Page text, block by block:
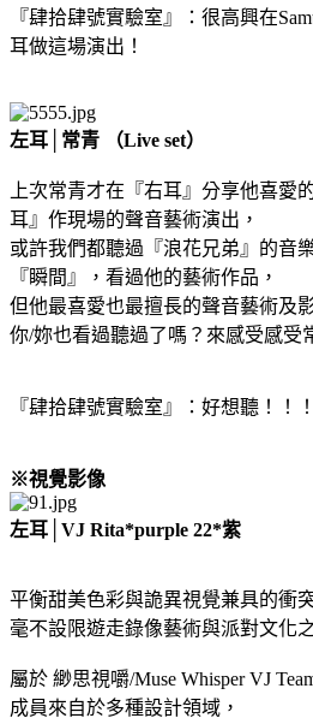
『肆拾肆號實驗室』：很高興在
耳做這場演出！
左耳│常青 （Live set）
上次常青才在『右耳』分享他喜愛
耳』作現場的聲音藝術演出，
或許我們都聽過『浪花兄弟』的音
『瞬間』，看過他的藝術作品，
但他最喜愛也最擅長的聲音藝術及
你/妳也看過聽過了嗎？來感受感受
『肆拾肆號實驗室』：好想聽！！
※視覺影像
左耳│VJ Rita*purple 22*紫
平衡甜美色彩與詭異視覺兼具的衝
毫不設限遊走錄像藝術與派對文化
屬於 緲思視嚼/Muse Whisper VJ
成員來自於多種設計領域，